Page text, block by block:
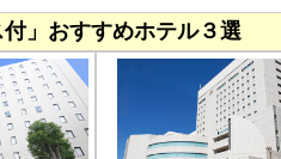
」おすすめホテル３選